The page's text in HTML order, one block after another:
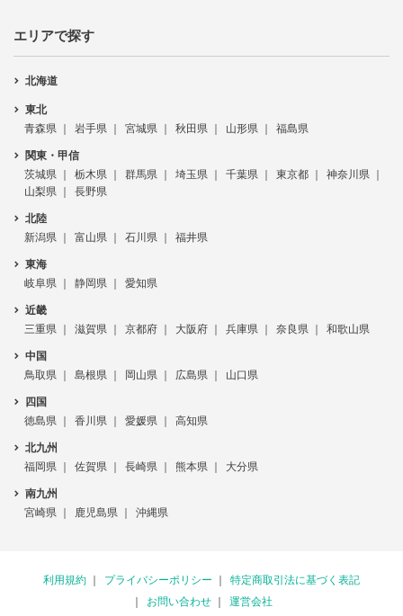
エリアで探す
北海道
東北
青森県
岩手県 宮城県 秋田県 山形県 福島県
関東・甲信
茨城県
栃木県 群馬県 埼玉県 千葉県 東京都
神奈川県
山梨県
長野県
北陸
新潟県
富山県 石川県 福井県
東海
岐阜県
静岡県 愛知県
近畿
三重県
滋賀県 京都府 大阪府 兵庫県 奈良県 和歌山県
中国
鳥取県
島根県 岡山県 広島県 山口県
四国
徳島県
香川県 愛媛県 高知県
北九州
福岡県
佐賀県 長崎県 熊本県 大分県
南九州
宮崎県
鹿児島県 沖縄県
利用規約 プライバシーポリシー
特定商取引法に基づく表記
お問い合わせ
運営会社